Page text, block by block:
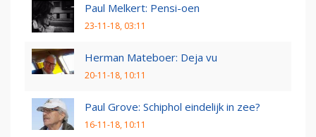
Paul Melkert: Pensi-oen
23-11-18, 03:11
Herman Mateboer: Deja vu
20-11-18, 10:11
Paul Grove: Schiphol eindelijk in zee?
16-11-18, 10:11